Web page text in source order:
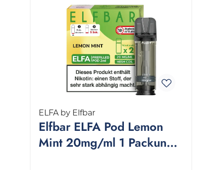
ELFA by Elfbar
Elfbar ELFA Pod Lemon
Mint 20mg/ml 1 Packung